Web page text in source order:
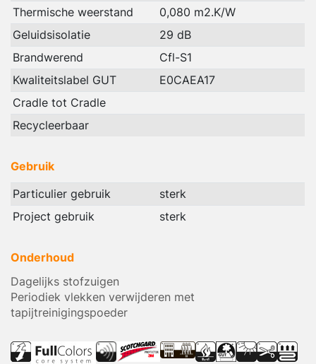
Thermische weerstand
0,080 m2.K/W
Geluidsisolatie
29 dB
Brandwerend
Cfl-S1
Kwaliteitslabel GUT
E0CAEA17
Cradle tot Cradle
Recycleerbaar
Gebruik
Particulier gebruik
sterk
Project gebruik
sterk
Onderhoud
Dagelijks stofzuigen
Periodiek vlekken verwijderen met
tapijtreinigingspoeder